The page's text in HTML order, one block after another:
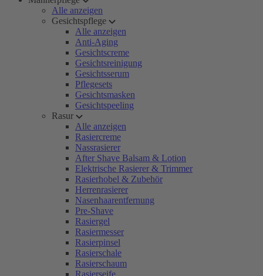
Alle anzeigen
Gesichtspflege
Alle anzeigen
Anti-Aging
Gesichtscreme
Gesichtsreinigung
Gesichtsserum
Pflegesets
Gesichtsmasken
Gesichtspeeling
Rasur
Alle anzeigen
Rasiercreme
Nassrasierer
After Shave Balsam & Lotion
Elektrische Rasierer & Trimmer
Rasierhobel & Zubehör
Herrenrasierer
Nasenhaarentfernung
Pre-Shave
Rasiergel
Rasiermesser
Rasierpinsel
Rasierschale
Rasierschaum
Rasierseife